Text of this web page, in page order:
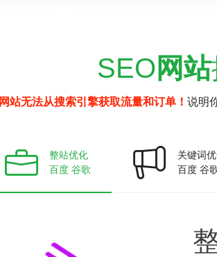
SEO 网站
网站无法从搜索引擎获取流量和订单！ 说明
整站优化
百度 谷歌
关键词
百度 谷